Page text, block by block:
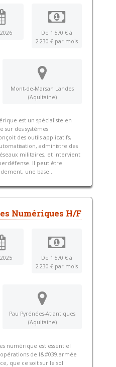
De 1 570 € à
2 230 € par mois
Mont-de-Marsan Landes
(Aquitaine)
est un spécialiste en
des systèmes
des outils applicatifs,
administre des
militaires, et intervient
Il peut être
une base...
Numériques H/F
De 1 570 € à
2 230 € par mois
Pau Pyrénées-Atlantiques
(Aquitaine)
numérique est essentiel
de l&#039;armée
que ce soit sur le sol